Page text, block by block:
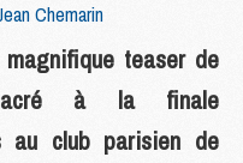
Chemarin
teaser de
à la finale
au club parisien de